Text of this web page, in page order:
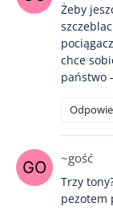
Żeby
chce
państwo
~gość
Trzy
pezotem